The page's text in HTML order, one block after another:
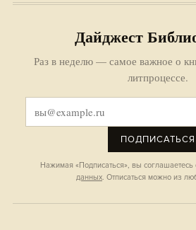
Дайджест
Раз в неделю — самое важное о
литпроцессе.
ПОДПИСАТЬСЯ
Нажимая «Подписаться», вы соглашаетесь
данных. Отписаться можно из